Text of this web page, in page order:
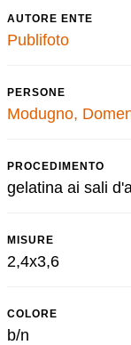
AUTORE ENTE
Publifoto
PERSONE
Modugno,
PROCEDIMENTO
gelatina ai sali
MISURE
2,4x3,6
COLORE
b/n